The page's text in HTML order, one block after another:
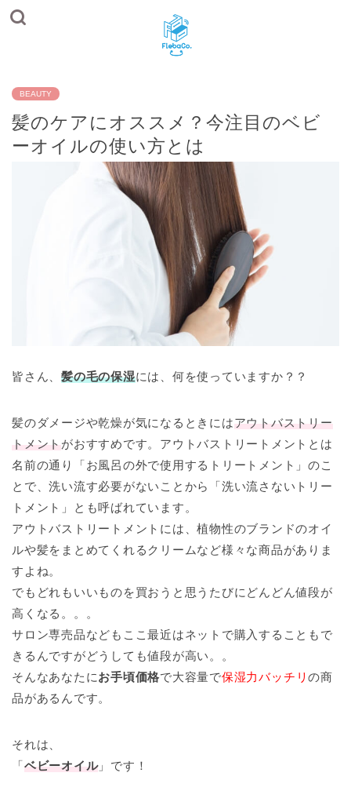
BEAUTY
髪のケアにオススメ？今注目のベビ
ーオイルの使い方とは
皆さん、髪の毛の保湿には、何を使っていますか？？
髪のダメージや乾燥が気になるときにはアウトバストリー
トメント がおすすめです。アウトバストリートメントとは
名前の通り「お風呂の外で使用するトリートメント」のこ
とで、洗い流す必要がないことから「洗い流さないトリー
トメント」とも呼ばれています。
アウトバストリートメントには、植物性のブランドのオイ
ルや髪をまとめてくれるクリームなど様々な商品がありま
すよね。
でもどれもいいものを買おうと思うたびにどんどん値段が
高くなる。。。
サロン専売品などもここ最近はネットで購入することもで
きるんですがどうしても値段が高い。。
そんなあなたにお手頃価格で大容量で保湿力バッチリの商
品があるんです。
それは、
「ベビーオイル」です！